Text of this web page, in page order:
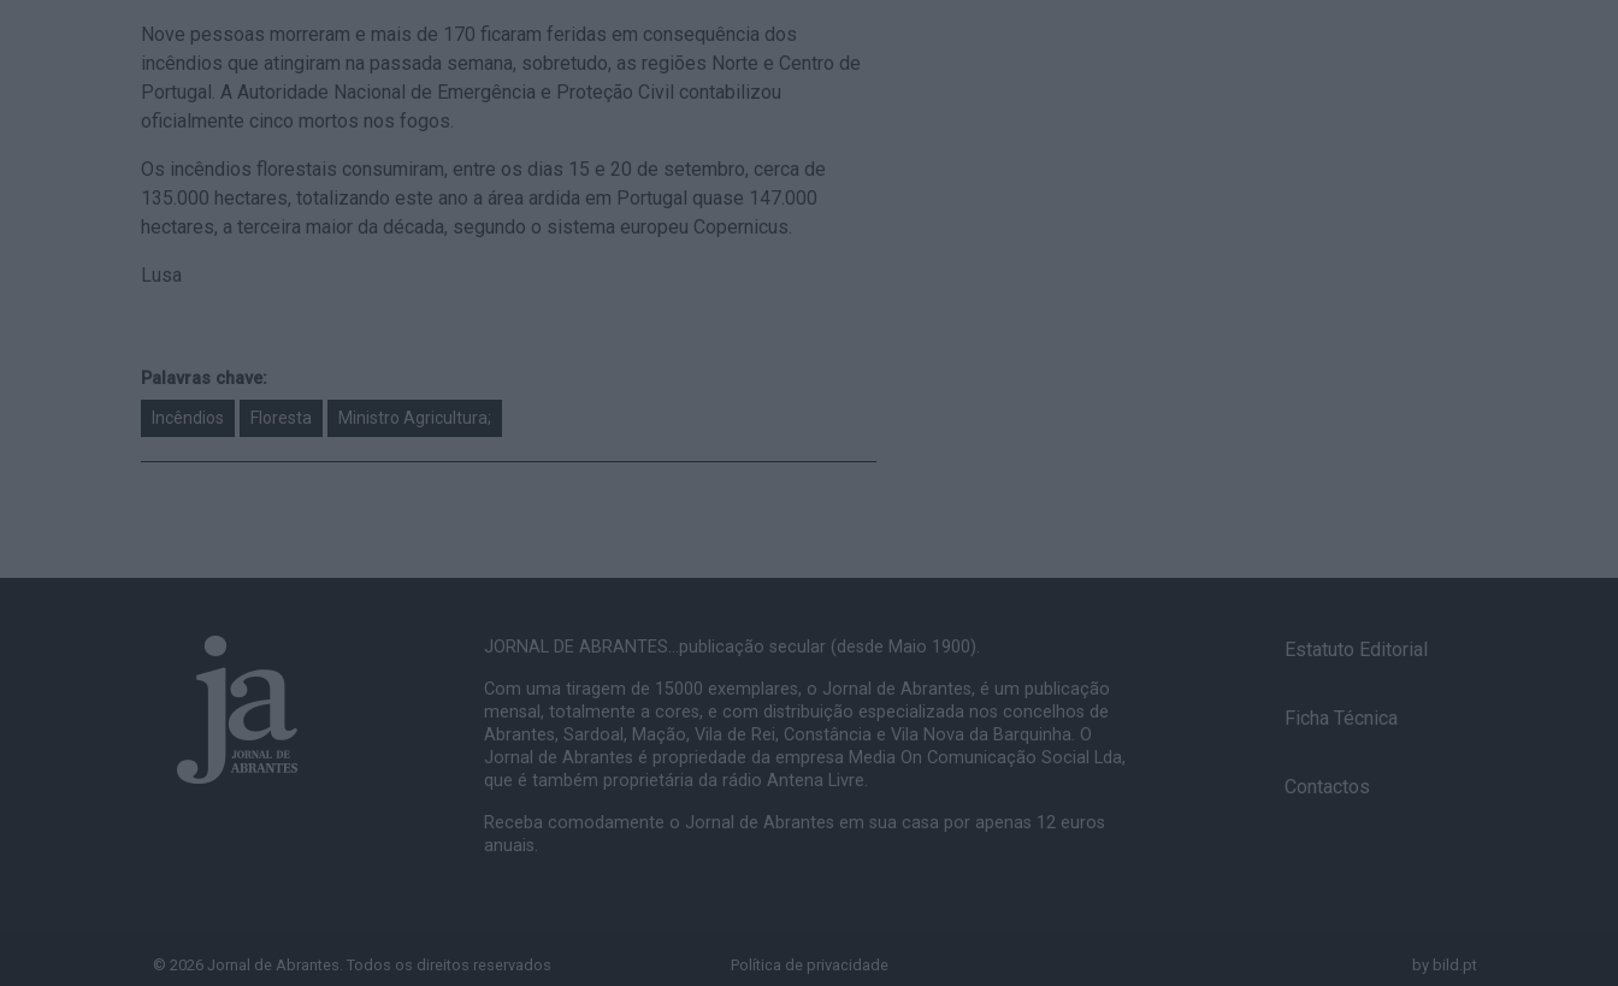
Nove pessoas morreram e mais de 170 ficaram feridas em consequência dos
incêndios que atingiram na passada semana, sobretudo, as regiões Norte e Centro de
Portugal. A Autoridade Nacional de Emergência e Proteção Civil contabilizou
oficialmente cinco mortos nos fogos.
Os incêndios florestais consumiram, entre os dias 15 e 20 de setembro, cerca de
135.000 hectares, totalizando este ano a área ardida em Portugal quase 147.000
hectares, a terceira maior da década, segundo o sistema europeu Copernicus.
Lusa
Palavras chave:
Incêndios Floresta Ministro Agricultura;
JORNAL DE ABRANTES...publicação secular (desde Maio 1900).
Com uma tiragem de 15000 exemplares, o Jornal de Abrantes, é um publicação
mensal, totalmente a cores, e com distribuição especializada nos concelhos de
Abrantes, Sardoal, Mação, Vila de Rei, Constância e Vila Nova da Barquinha. O
Jornal de Abrantes é propriedade da empresa Media On Comunicação Social Lda,
que é também proprietária da rádio Antena Livre.
Receba comodamente o Jornal de Abrantes em sua casa por apenas 12 euros
anuais.
Estatuto Editorial
Ficha Técnica
Contactos
© 2026 Jornal de Abrantes. Todos os direitos reservados Política de privacidade by bild.pt